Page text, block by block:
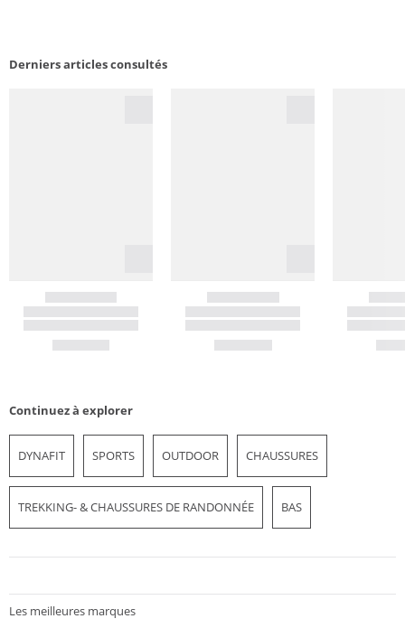
Derniers articles consultés
Continuez à explorer
DYNAFIT SPORTS OUTDOOR CHAUSSURES
TREKKING- & CHAUSSURES DE RANDONNÉE BAS
Les meilleures marques